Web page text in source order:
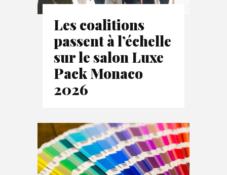
Les coalitions
passent à l’échelle
sur le salon Luxe
Pack Monaco
2026